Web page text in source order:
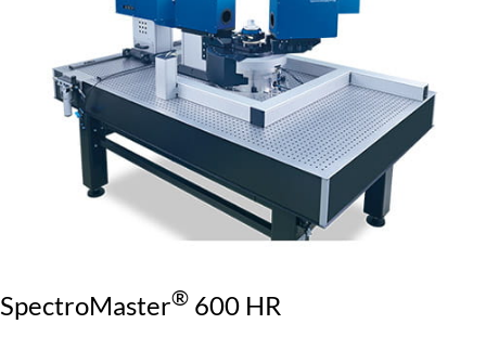
SpectroMaster® 600 HR